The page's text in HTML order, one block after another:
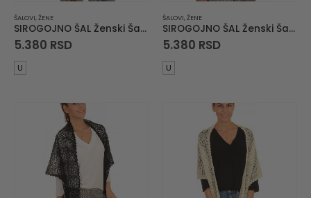
ŠALOVI, ŽENE
SIROGOJNO ŠAL Ženski Šal Marama 6155-1-0010
5.380 RSD
U
ŠALOVI, ŽENE
SIROGOJNO ŠAL Ženski Šal Marama 6155-1-0047
5.380 RSD
U